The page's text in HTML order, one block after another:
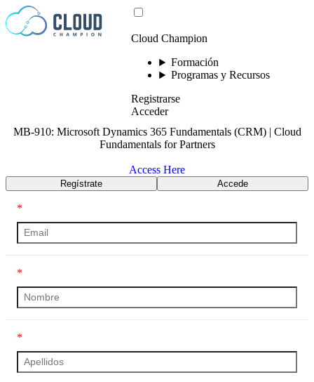
Saltar al contenido
Cloud Champion
Formación
Programas y Recursos
Registrarse
Acceder
MB-910: Microsoft Dynamics 365 Fundamentals (CRM) | Cloud
Fundamentals for Partners
Access Here
Regístrate Accede
*
*
*